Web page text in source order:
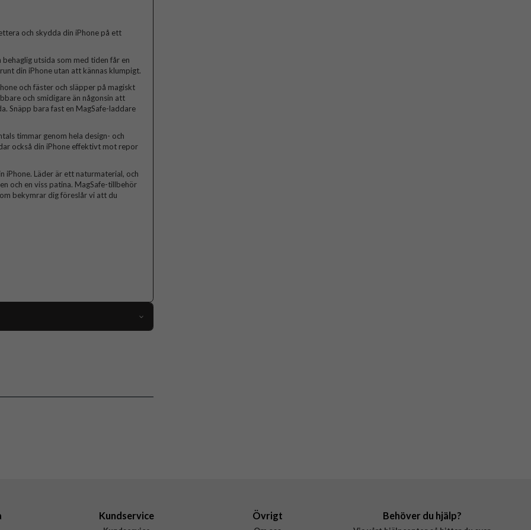
och skydda din iPhone på ett
utsida som med tiden får en
din iPhone utan att kännas klumpigt.
och fäster och släpper på magiskt
och smidigare än någonsin att
Snäpp bara fast en MagSafe-laddare
timmar genom hela design- och
också din iPhone effektivt mot repor
iPhone. Läder är ett naturmaterial, och
och en viss patina. MagSafe-tillbehör
bekymrar dig föreslår vi att du
MagSafe-kompatibel
Kundservice Övrigt Behöver du hjälp?